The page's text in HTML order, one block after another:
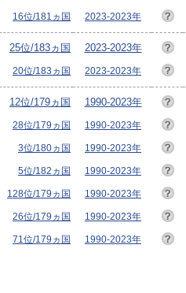
16位/181ヵ国 2023-2023年
25位/183ヵ国 2023-2023年
20位/183ヵ国 2023-2023年
12位/179ヵ国 1990-2023年
28位/179ヵ国 1990-2023年
3位/180ヵ国 1990-2023年
5位/182ヵ国 1990-2023年
128位/179ヵ国 1990-2023年
26位/179ヵ国 1990-2023年
71位/179ヵ国 1990-2023年